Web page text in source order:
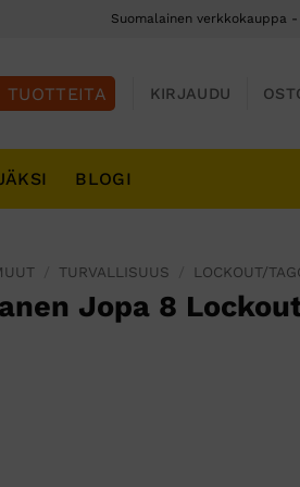
Suomalainen verkkokauppa
KIRJAUDU
BLOGI
TURVALLISUUS LOCKOUT/
Jopa 8